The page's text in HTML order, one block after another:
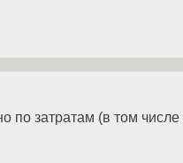
по затратам (в том